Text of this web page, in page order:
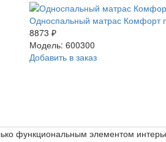
Односпальный матрас Комфорт
8873 ₽
Модель: 600300
Добавить в заказ
функциональным элементом